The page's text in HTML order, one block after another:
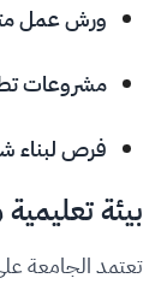
ورش عمل
مشروعات
فرص لبناء
بيئة
تعتمد الجامعة